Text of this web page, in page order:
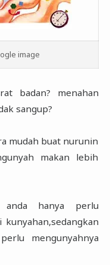
image
badan? menahan
sangup?
mudah buat nurunin
makan lebih
hanya perlu
mengunyahnya